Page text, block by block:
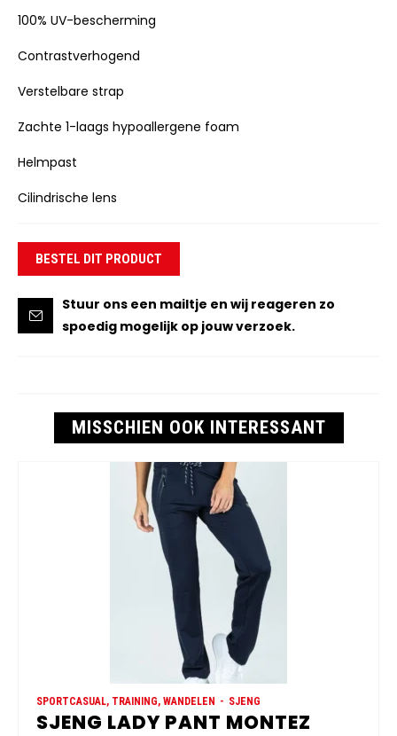
100% UV-bescherming
Contrastverhogend
Verstelbare strap
Zachte 1-laags hypoallergene foam
Helmpast
Cilindrische lens
BESTEL DIT PRODUCT
Stuur ons een mailtje en wij reageren zo
spoedig mogelijk op jouw verzoek.
MISSCHIEN OOK INTERESSANT
SPORTCASUAL, TRAINING, WANDELEN SJENG
SJENG LADY PANT MONTEZ